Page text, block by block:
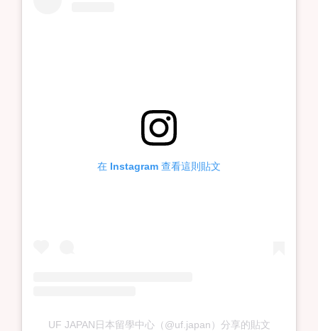
在 Instagram 查看這則貼文
UF JAPAN日本留學中心（@uf.japan）分享的貼文